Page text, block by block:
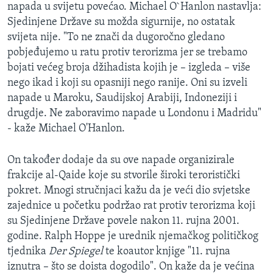
napada u svijetu povećao. Michael O`Hanlon nastavlja:
Sjedinjene Države su možda sigurnije, no ostatak
svijeta nije. "To ne znači da dugoročno gledano
pobjeđujemo u ratu protiv terorizma jer se trebamo
bojati većeg broja džihadista kojih je – izgleda – više
nego ikad i koji su opasniji nego ranije. Oni su izveli
napade u Maroku, Saudijskoj Arabiji, Indoneziji i
drugdje. Ne zaboravimo napade u Londonu i Madridu"
- kaže Michael O'Hanlon.
On također dodaje da su ove napade organizirale
frakcije al-Qaide koje su stvorile široki teroristički
pokret. Mnogi stručnjaci kažu da je veći dio svjetske
zajednice u početku podržao rat protiv terorizma koji
su Sjedinjene Države povele nakon 11. rujna 2001.
godine. Ralph Hoppe je urednik njemačkog političkog
tjednika Der Spiegelte koautor knjige "11. rujna
iznutra – što se doista dogodilo". On kaže da je većina